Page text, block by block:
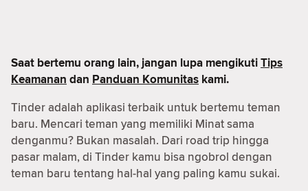
Saat bertemu orang lain, jangan lupa mengikutiTips
Keamanan dan Panduan Komunitas kami.
Tinder adalah aplikasi terbaik untuk bertemu teman
baru. Mencari teman yang memiliki Minat sama
denganmu? Bukan masalah. Dari road trip hingga
pasar malam, di Tinder kamu bisa ngobrol dengan
teman baru tentang hal-hal yang paling kamu sukai.